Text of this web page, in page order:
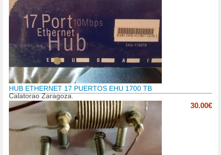
HUB ETHERNET 17 PUERTOS EHU 1700 TB
Calatorao Zaragoza.
30.00€